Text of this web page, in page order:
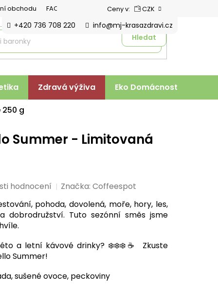
obchodu FAQ Ceny v: CZK
Hledat
+420 736 708 220 info@mj-krasazdravi.cz
Zdravá výživa Eko Domácnost
g
pohoda, dovolená, moře, hory, les,
dobrodružství. Tuto sezónní směs jsme
a letní kávové drinky? ❄️❄️❄️☕ Zkuste
Summer!
sušené ovoce, peckoviny
Summer - Limitovaná
hodnocení Značka:Coffeespot